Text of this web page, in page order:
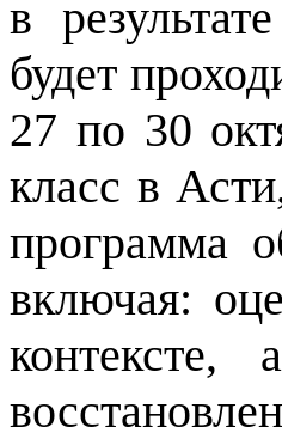
в
будет
27 по 30
класс в
программа
включая:
контексте,